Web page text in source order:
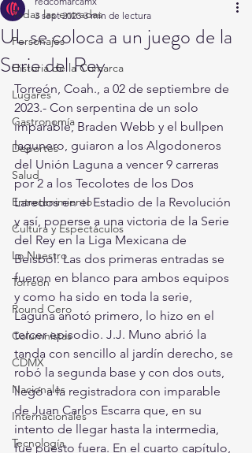
Todas las entradas
Personajes
Historia de la Comarca
Lugares
Gastronomía
Deportes
Salud
Entretenimiento
Cultura y Espectáculos
Lo Nuestro
Torreón
Round Cero
Columnistas
CDMX
Nacionales
Internacionales
Tecnología
UL se coloca a un juego de la
Serie del Rey
3 sept 2023 3 min de lectura
Torreón, Coah., a 02 de septiembre de
2023.- Con serpentina de un solo
imparable, Braden Webb y el bullpen
lagunero, guiaron a los Algodoneros
del Unión Laguna a vencer 9 carreras
por 2 a los Tecolotes de los Dos
Laredos en el Estadio de la Revolución
y así, ponerse a una victoria de la Serie
del Rey en la Liga Mexicana de
Beisbol. Las dos primeras entradas se
fueron en blanco para ambos equipos
y como ha sido en toda la serie,
Laguna anotó primero, lo hizo en el
tercer episodio. J.J. Muno abrió la
tanda con sencillo al jardín derecho, se
robó la segunda base y con dos outs,
llegó a la registradora con imparable
de Juan Carlos Escarra que, en su
intento de llegar hasta la intermedia,
fue puesto fuera. En el cuarto capítulo,